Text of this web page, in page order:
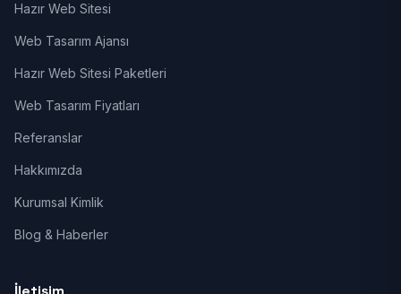
Hazır Web Sitesi
Web Tasarım Ajansı
Hazır Web Sitesi Paketleri
Web Tasarım Fiyatları
Referanslar
Hakkımızda
Kurumsal Kimlik
Blog & Haberler